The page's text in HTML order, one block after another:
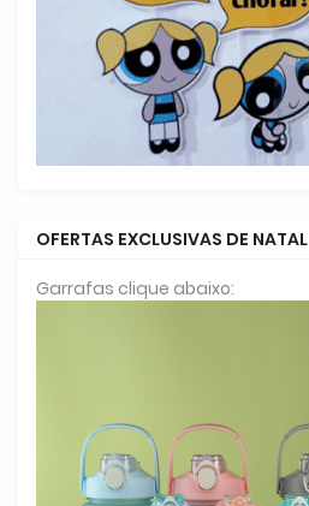
OFERTAS EXCLUSIVAS DE NATAL
Garrafas clique abaixo: